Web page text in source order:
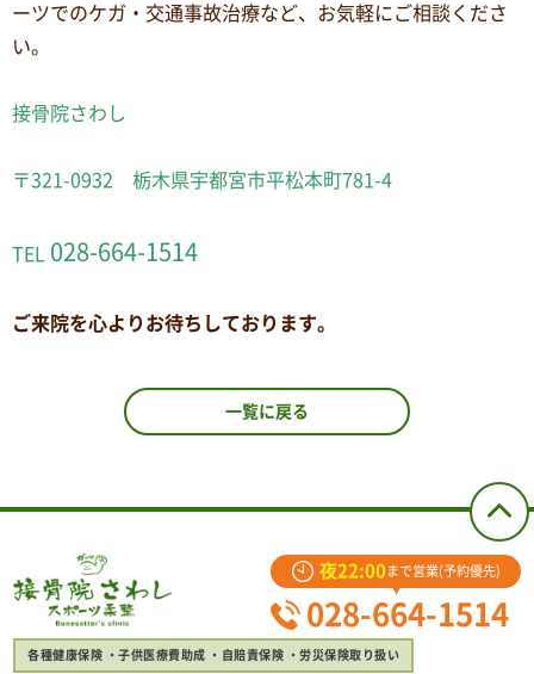
ーツでのケガ・交通事故治療など、お気軽にご相談くださ
い。
接骨院さわし
〒321-0932 栃木県宇都宮市平松本町781-4
TEL 028-664-1514
ご来院を心よりお待ちしております。
一覧に戻る
夜22:00 まで営業(予約優先)
028-664-1514
各種健康保険 子供医療費助成 自賠責保険 労災保険取り扱い